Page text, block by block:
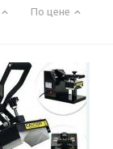
По цене